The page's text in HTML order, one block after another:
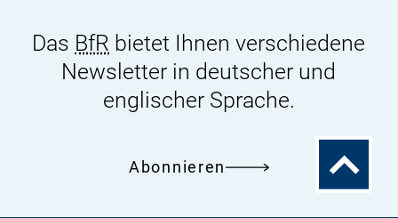
Das BfR bietet Ihnen verschiedene
Newsletter in deutscher und
englischer Sprache.
Abonnieren
Zum